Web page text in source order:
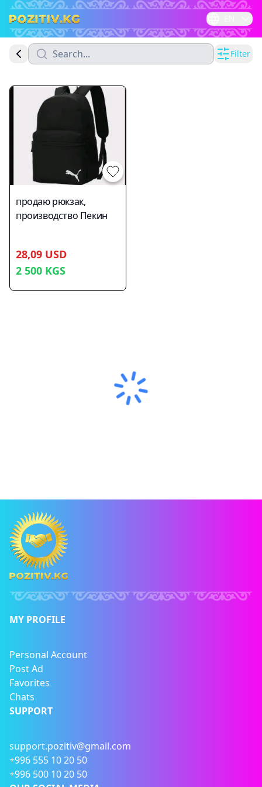
Filter
продаю рюкзак,
производство Пекин
28,09 USD
2 500 KGS
MY PROFILE
Personal Account
Post Ad
Favorites
Chats
SUPPORT
support.pozitiv@gmail.com
+996 555 10 20 50
+996 500 10 20 50